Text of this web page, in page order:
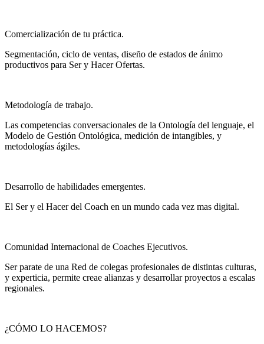
Comercialización de tu práctica.
Segmentación, ciclo de ventas, diseño de estados de ánimo
productivos para Ser y Hacer Ofertas.
Metodología de trabajo.
Las competencias conversacionales de la Ontología del lenguaje, el
Modelo de Gestión Ontológica, medición de intangibles, y
metodologías ágiles.
Desarrollo de habilidades emergentes.
El Ser y el Hacer del Coach en un mundo cada vez mas digital.
Comunidad Internacional de Coaches Ejecutivos.
Ser parate de una Red de colegas profesionales de distintas culturas,
y experticia, permite creae alianzas y desarrollar proyectos a escalas
regionales.
¿CÓMO LO HACEMOS?